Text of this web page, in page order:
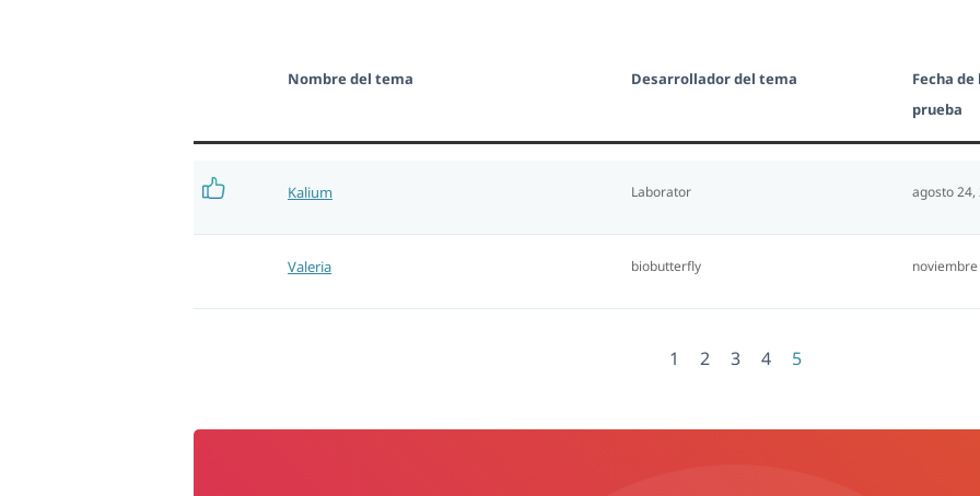
Nombre del tema Desarrollador del tema
Fecha
prueba
Kalium Laborator agosto 24,
Valeria biobutterfly
1 2 3 4 5